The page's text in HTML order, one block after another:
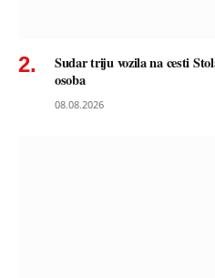
Sudar triju vozila na cesti
osoba
08.08.2026